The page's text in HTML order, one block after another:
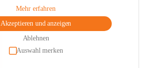
Mehr erfahren
Akzeptieren und anzeigen
Ablehnen
Auswahl merken